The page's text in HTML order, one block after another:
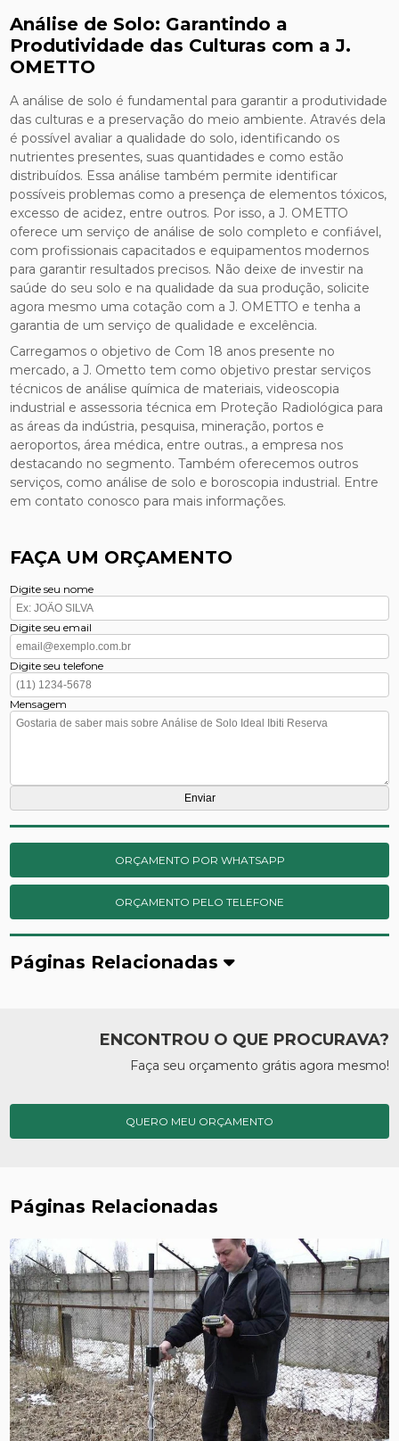
Análise de Solo: Garantindo a
Produtividade das Culturas com a J.
OMETTO
A análise de solo é fundamental para garantir a produtividade
das culturas e a preservação do meio ambiente. Através dela
é possível avaliar a qualidade do solo, identificando os
nutrientes presentes, suas quantidades e como estão
distribuídos. Essa análise também permite identificar
possíveis problemas como a presença de elementos tóxicos,
excesso de acidez, entre outros. Por isso, a J. OMETTO
oferece um serviço de análise de solo completo e confiável,
com profissionais capacitados e equipamentos modernos
para garantir resultados precisos. Não deixe de investir na
saúde do seu solo e na qualidade da sua produção, solicite
agora mesmo uma cotação com a J. OMETTO e tenha a
garantia de um serviço de qualidade e excelência.
Carregamos o objetivo de Com 18 anos presente no
mercado, a J. Ometto tem como objetivo prestar serviços
técnicos de análise química de materiais, videoscopia
industrial e assessoria técnica em Proteção Radiológica para
as áreas da indústria, pesquisa, mineração, portos e
aeroportos, área médica, entre outras., a empresa nos
destacando no segmento. Também oferecemos outros
serviços, como análise de solo e boroscopia industrial. Entre
em contato conosco para mais informações.
FAÇA UM ORÇAMENTO
Digite seu nome
Digite seu email
Digite seu telefone
Mensagem
ORÇAMENTO POR WHATSAPP
ORÇAMENTO PELO TELEFONE
Páginas Relacionadas
ENCONTROU O QUE PROCURAVA?
Faça seu orçamento grátis agora mesmo!
QUERO MEU ORÇAMENTO
Páginas Relacionadas